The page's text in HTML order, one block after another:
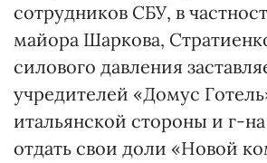
сотрудников СБУ, в
майора Шаркова,
силового давления
учредителей «Домус
итальянской стороны и г-
отдать свои доли «Новой